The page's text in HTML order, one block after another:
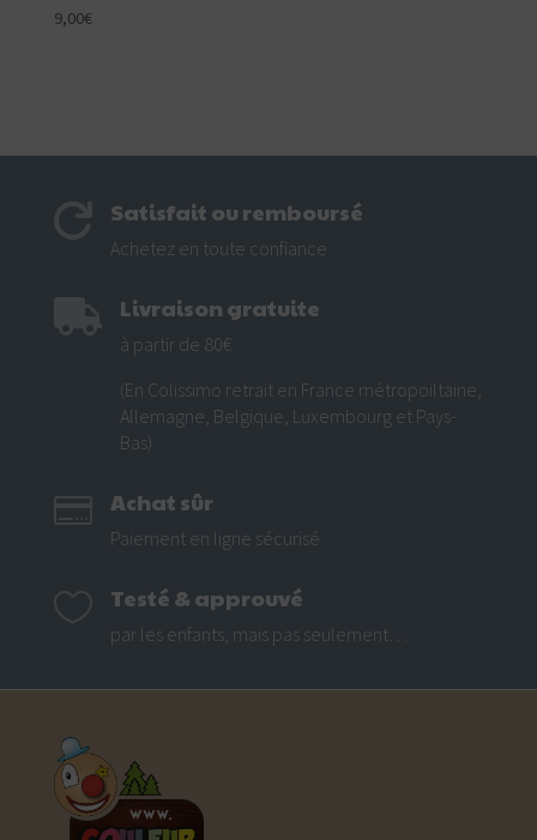
9,00€
 Satisfait ou remboursé
Achetez en toute confiance
 Livraison gratuite
à partir de 80€
(En Colissimo retrait en France métropoiltaine,
Allemagne, Belgique, Luxembourg et Pays-
Bas)
 Achat sûr
Paiement en ligne sécurisé
 Testé & approuvé
par les enfants, mais pas seulement…